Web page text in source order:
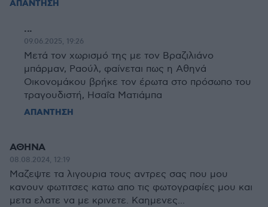
ΑΠΑΝΤΗΣΗ
...
09.06.2025, 19:26
Μετά τον χωρισμό της με τον Βραζιλιάνο
μπάρμαν, Ραούλ, φαίνεται πως η Αθηνά
Οικονομάκου βρήκε τον έρωτα στο πρόσωπο του
τραγουδιστή, Ησαΐα Ματιάμπα
ΑΠΑΝΤΗΣΗ
ΑΘΗΝΑ
08.08.2024, 12:19
Μαζεψτε τα λιγουρια τους αντρες σας που μου
κανουν φωτιτσες κατω απο τις φωτογραφίες μου και
μετα ελατε να με κρινετε. Καημενες...